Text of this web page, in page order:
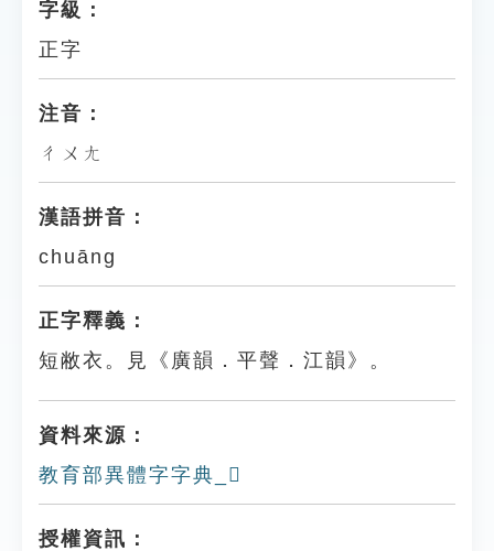
字級：
正字
注音：
ㄔㄨㄤ
漢語拼音：
chuāng
正字釋義：
短敝衣。見《廣韻．平聲．江韻》。
資料來源：
教育部異體字字典_𧜧
授權資訊：